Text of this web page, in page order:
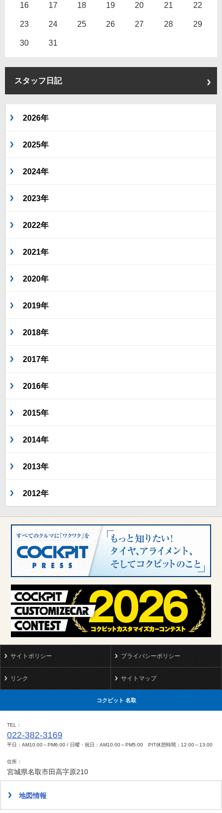
16 17 18 19 20 21 22
23 24 25 26 27 28 29
30 31
スタッフ日記
2026年
2025年
2024年
2023年
2022年
2021年
2020年
2019年
2018年
2017年
2016年
2015年
2014年
2013年
2012年
サイトポリシー プライバシーポリシー
リンク サイトマップ
コクピット 名取
TEL
022-382-3169
平日：AM10:00～PM6:00 / 日曜・祝日：AM10:00～PM5:00 PIT休憩時間：12:00～13:00
住所
宮城県名取市田高字原210
地図情報